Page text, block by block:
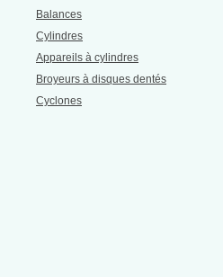
Balances
Cylindres
Appareils à cylindres
Broyeurs à disques dentés
Cyclones